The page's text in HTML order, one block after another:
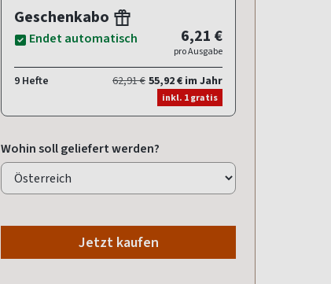
Geschenkabo
Endet automatisch 6,21 €
pro Ausgabe
9 Hefte 62,91 € 55,92 € im Jahr
inkl. 1 gratis
Wohin soll geliefert werden?
Jetzt kaufen